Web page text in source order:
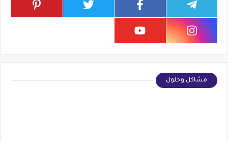
مشاكل وحلول